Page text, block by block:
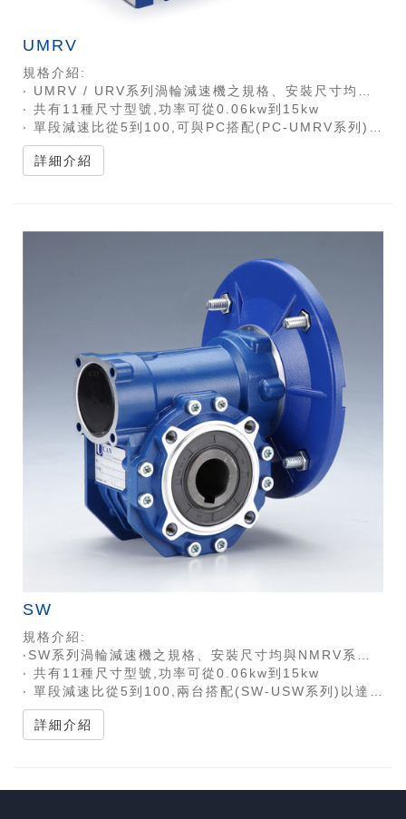
UMRV
規格介紹:
‧ UMRV / URV系列渦輪減速機之規格、安裝尺寸均與NMRV系列 / NRV系列渦輪減速機完全兼容
‧ 共有11種尺寸型號,功率可從0.06kw到15kw
‧ 單段減速比從5到100,可與PC搭配(PC-UMRV系列)或兩台搭配(UMRV-UMRV系列)以達到更高速比
詳細介紹
SW
規格介紹:
‧SW系列渦輪減速機之規格、安裝尺寸均與NMRV系列 / NRV系列渦輪減速機完全兼容
‧ 共有11種尺寸型號,功率可從0.06kw到15kw
‧ 單段減速比從5到100,兩台搭配(SW-USW系列)以達到更高速比
詳細介紹